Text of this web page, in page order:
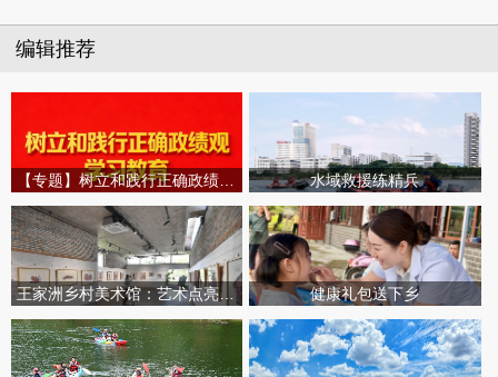
编辑推荐
水域救援练精兵
王家洲乡村美术馆：艺术点亮田园乡村 健康礼包送下乡